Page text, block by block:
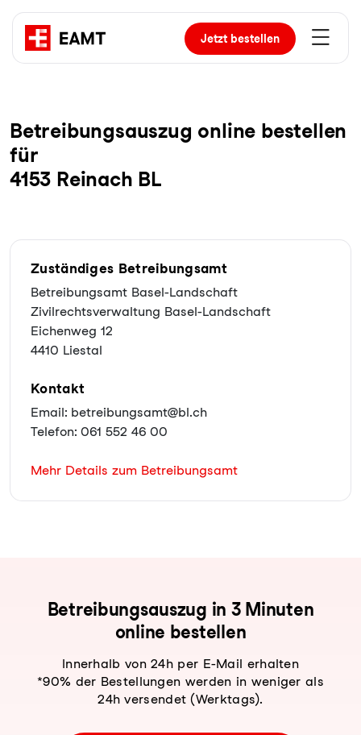
Jetztbestellen
Be­trei­bungs­aus­zug online bestellen
für
4153 Reinach BL
Zuständiges Betreibungsamt
Betreibungsamt Basel-Landschaft
Zivilrechtsverwaltung Basel-Landschaft
Eichenweg 12
4410 Liestal
Kontakt
Email: betreibungsamt@bl.ch
Telefon: 061 552 46 00
Mehr Details zum Betreibungsamt
Be­trei­bungs­aus­zug in 3 Minuten
online bestellen
Innerhalb von 24h per E-Mail erhalten
*90% der Bestellungen werden in weniger als
24h versendet (Werktags).